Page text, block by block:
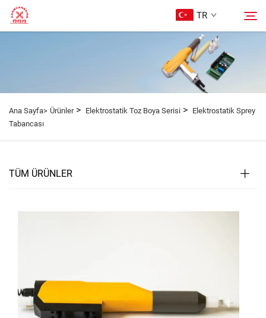
TR
Ürünler
Hakkımızda
Davalar
Ana Sayfa> Ürünler> Elektrostatik Toz Boya Serisi > Elektrostatik Sprey
Tabancası
TÜM ÜRÜNLER